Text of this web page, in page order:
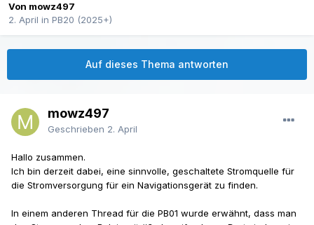
Von mowz497
2. April in PB20 (2025+)
Auf dieses Thema antworten
mowz497
Geschrieben 2. April
Hallo zusammen.
Ich bin derzeit dabei, eine sinnvolle, geschaltete Stromquelle für
die Stromversorgung für ein Navigationsgerät zu finden.
In einem anderen Thread für die PB01 wurde erwähnt, dass man